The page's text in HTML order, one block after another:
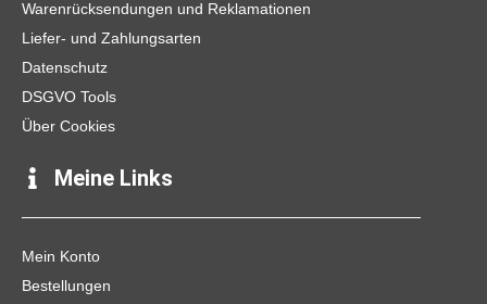
Warenrücksendungen und Reklamationen
Liefer- und Zahlungsarten
Datenschutz
DSGVO Tools
Über Cookies
Meine Links
Mein Konto
Bestellungen